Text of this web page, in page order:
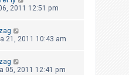
2011 12:51 pm
zag
21, 2011 10:43 am
zag
05, 2011 12:41 pm